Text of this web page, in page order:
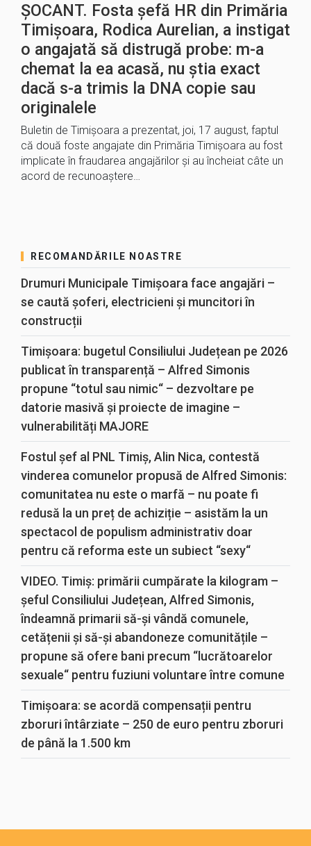
ȘOCANT. Fosta șefă HR din Primăria
Timișoara, Rodica Aurelian, a instigat
o angajată să distrugă probe: m-a
chemat la ea acasă, nu știa exact
dacă s-a trimis la DNA copie sau
originalele
Buletin de Timișoara a prezentat, joi, 17 august, faptul
că două foste angajate din Primăria Timișoara au fost
implicate în fraudarea angajărilor și au încheiat câte un
acord de recunoaștere…
RECOMANDĂRILE NOASTRE
Drumuri Municipale Timișoara face angajări –
se caută șoferi, electricieni și muncitori în
construcții
Timișoara: bugetul Consiliului Județean pe 2026
publicat în transparență – Alfred Simonis
propune “totul sau nimic“ – dezvoltare pe
datorie masivă și proiecte de imagine –
vulnerabilități MAJORE
Fostul șef al PNL Timiș, Alin Nica, contestă
vinderea comunelor propusă de Alfred Simonis:
comunitatea nu este o marfă – nu poate fi
redusă la un preț de achiziție – asistăm la un
spectacol de populism administrativ doar
pentru că reforma este un subiect “sexy“
VIDEO. Timiș: primării cumpărate la kilogram –
șeful Consiliului Județean, Alfred Simonis,
îndeamnă primarii să-și vândă comunele,
cetățenii și să-și abandoneze comunitățile –
propune să ofere bani precum “lucrătoarelor
sexuale“ pentru fuziuni voluntare între comune
Timișoara: se acordă compensații pentru
zboruri întârziate – 250 de euro pentru zboruri
de până la 1.500 km